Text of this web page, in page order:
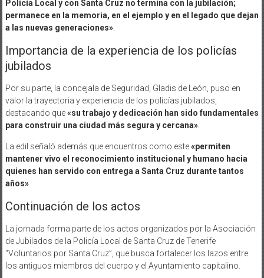
Policía Local y con Santa Cruz no termina con la jubilación;
permanece en la memoria, en el ejemplo y en el legado que dejan
a las nuevas generaciones».
Importancia de la experiencia de los policías
jubilados
Por su parte, la concejala de Seguridad, Gladis de León, puso en
valor la trayectoria y experiencia de los policías jubilados,
destacando que«su trabajo y dedicación han sido fundamentales
para construir una ciudad más segura y cercana».
La edil señaló además que encuentros como este«permiten
mantener vivo el reconocimiento institucional y humano hacia
quienes han servido con entrega a Santa Cruz durante tantos
años».
Continuación de los actos
La jornada forma parte de los actos organizados por la Asociación
de Jubilados de la Policía Local de Santa Cruz de Tenerife
“Voluntarios por Santa Cruz”, que busca fortalecer los lazos entre
los antiguos miembros del cuerpo y el Ayuntamiento capitalino.